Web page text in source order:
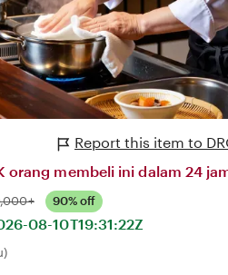
Report this item to
orang membeli ini dalam 24
90% off
08-10T19:31:22Z